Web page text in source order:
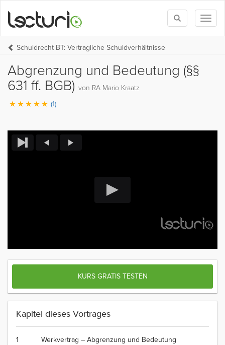
Toggle
search
Schuldrecht BT: Vertragliche Schuldverhältnisse
Abgrenzung und Bedeutung (§§
631 ff. BGB) von RA Mario Kraatz
(1)
KURS GRATIS TESTEN
Kapitel dieses Vortrages
1 Werkvertrag – Abgrenzung und Bedeutung